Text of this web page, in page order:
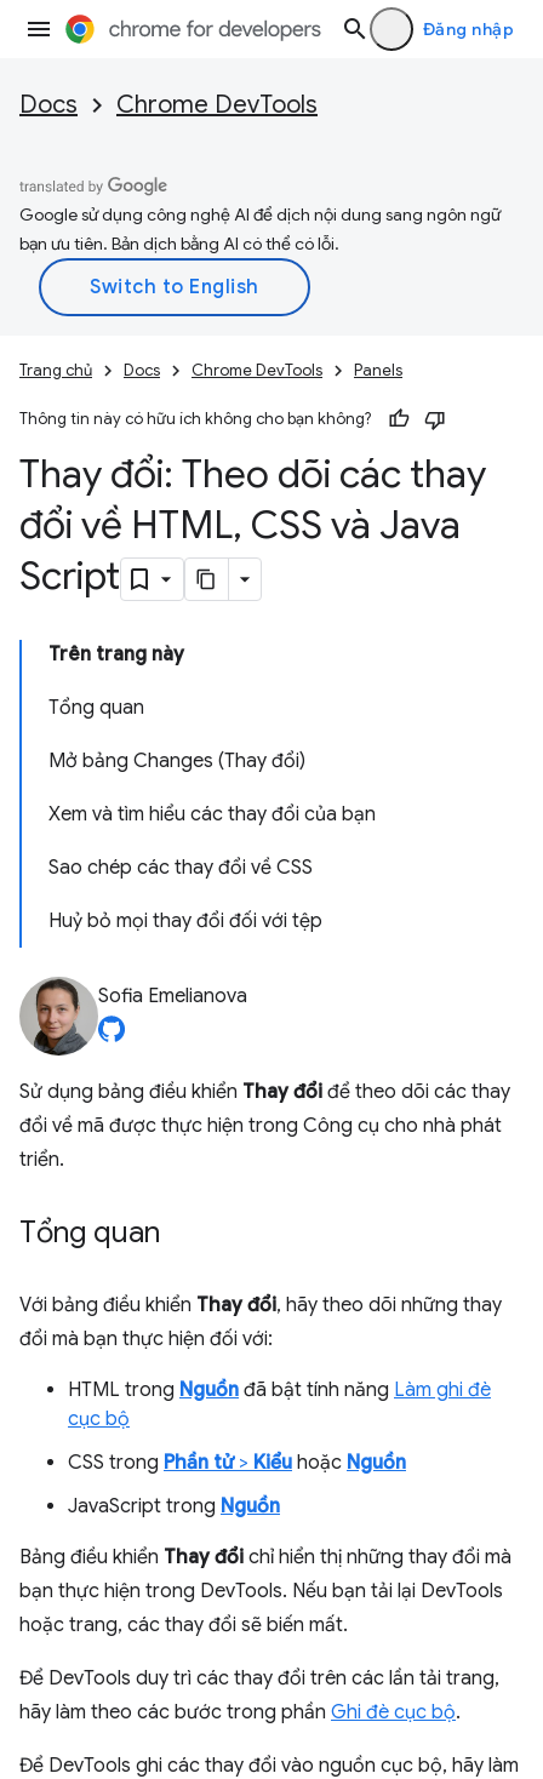
Đăng nhập
Docs Chrome DevTools
Google sử dụng công nghệ AI để dịch nội dung sang ngôn ngữ
bạn ưu tiên. Bản dịch bằng AI có thể có lỗi.
Trang chủ Docs Chrome DevTools Panels
Thông tin này có hữu ích không cho bạn không?
Thay đổi: Theo dõi các thay
đổi về HTML, CSS và Java
Script
Trên trang này
Tổng quan
Mở bảng Changes (Thay đổi)
Xem và tìm hiểu các thay đổi của bạn
Sao chép các thay đổi về CSS
Huỷ bỏ mọi thay đổi đối với tệp
Sofia Emelianova
Sử dụng bảng điều khiển Thay đổi để theo dõi các thay
đổi về mã được thực hiện trong Công cụ cho nhà phát
triển.
Tổng quan
Với bảng điều khiển Thay đổi, hãy theo dõi những thay
đổi mà bạn thực hiện đối với:
HTML trong Nguồn đã bật tính năng Làm ghi đè
cục bộ
CSS trong Phần tử> Kiểu hoặc Nguồn
JavaScript trong Nguồn
Bảng điều khiển Thay đổi chỉ hiển thị những thay đổi mà
bạn thực hiện trong DevTools. Nếu bạn tải lại DevTools
hoặc trang, các thay đổi sẽ biến mất.
Để DevTools duy trì các thay đổi trên các lần tải trang,
hãy làm theo các bước trong phần Ghi đè cục bộ.
Để DevTools ghi các thay đổi vào nguồn cục bộ, hãy làm